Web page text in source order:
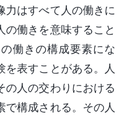
力はすべて人の働きに
の働きを意味すること
働きの構成要素にな
を表すことがある。人
の人の交わりにおける
で構成される。その人